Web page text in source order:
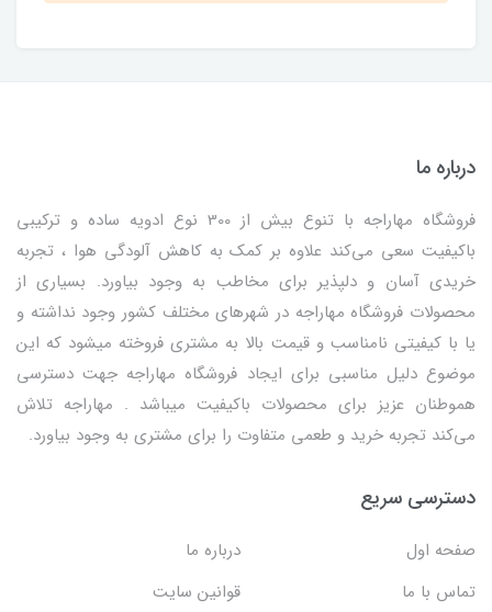
درباره ما
فروشگاه مهاراجه با تنوع بیش از 300 نوع ادویه ساده و ترکیبی
باکیفیت سعی می‌کند علاوه بر کمک به کاهش آلودگی هوا ، تجربه
خریدی آسان و دلپذیر برای مخاطب به وجود بیاورد. بسیاری از
محصولات فروشگاه مهاراجه در شهرهای مختلف کشور وجود نداشته و
یا با کیفیتی نامناسب و قیمت بالا به مشتری فروخته میشود که این
موضوع دلیل مناسبی برای ایجاد فروشگاه مهاراجه جهت دسترسی
هموطنان عزیز برای محصولات باکیفیت میباشد . مهاراجه تلاش
می‌کند تجربه خرید و طعمی متفاوت را برای مشتری به وجود بیاورد.
دسترسی سریع
صفحه اول
درباره ما
تماس با ما
قوانین سایت